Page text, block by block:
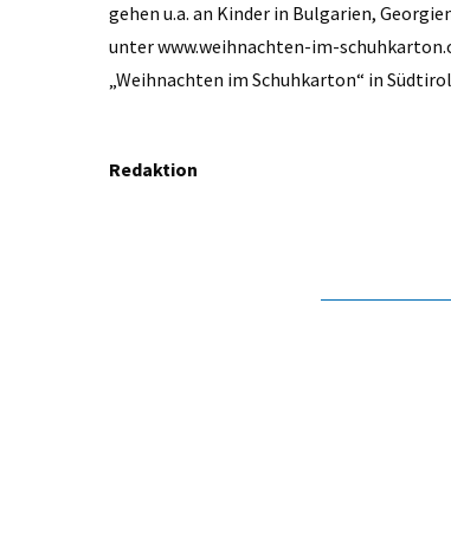
gehen u.a. an Kinder in Bulgarien,
unter www.weihnachten-im-
„Weihnachten im Schuhkarton“ in
Redaktion